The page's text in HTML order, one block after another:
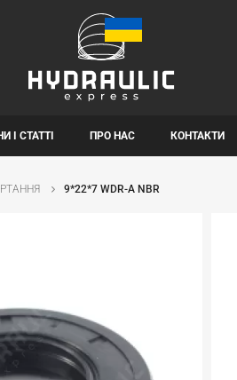
І СТАТТІ ПРО НАС КОНТАКТИ
9*22*7 WDR-A NBR